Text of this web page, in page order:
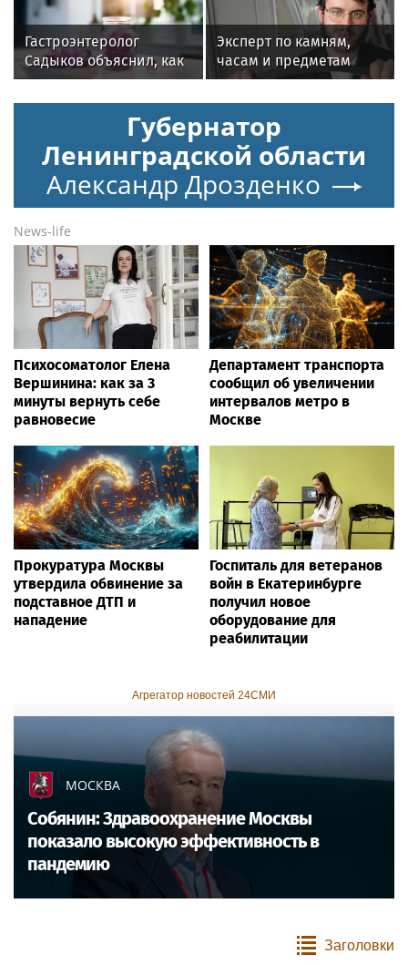
Гастроэнтеролог
Садыков объяснил, как
сахар в рационе
ускоряет изнашивание
Эксперт по камням,
часам и предметам
роскоши Менди
Лифшиц: какие
украшения не любят
солнца моря и бассейн
Губернатор
Ленинградской области
Александр Дрозденко
News-life
Психосоматолог Елена
Вершинина: как за 3
минуты вернуть себе
равновесие
Департамент транспорта
сообщил об увеличении
интервалов метро в
Москве
Прокуратура Москвы
утвердила обвинение за
подставное ДТП и
нападение
Госпиталь для ветеранов
войн в Екатеринбурге
получил новое
оборудование для
реабилитации
Агрегатор новостей 24СМИ
МОСКВА
Собянин: Здравоохранение Москвы
показало высокую эффективность в
пандемию
Заголовки